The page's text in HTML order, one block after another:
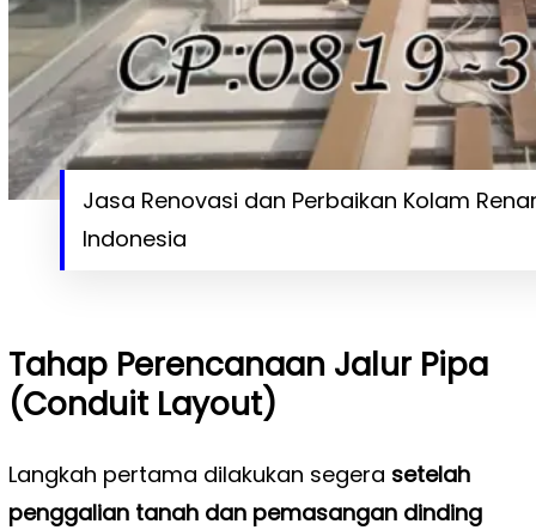
Jasa Renovasi dan Perbaikan Kolam
Indonesia
Tahap Perencanaan Jalur Pipa
(Conduit Layout)
Langkah pertama dilakukan segera setelah
penggalian tanah dan pemasangan dinding